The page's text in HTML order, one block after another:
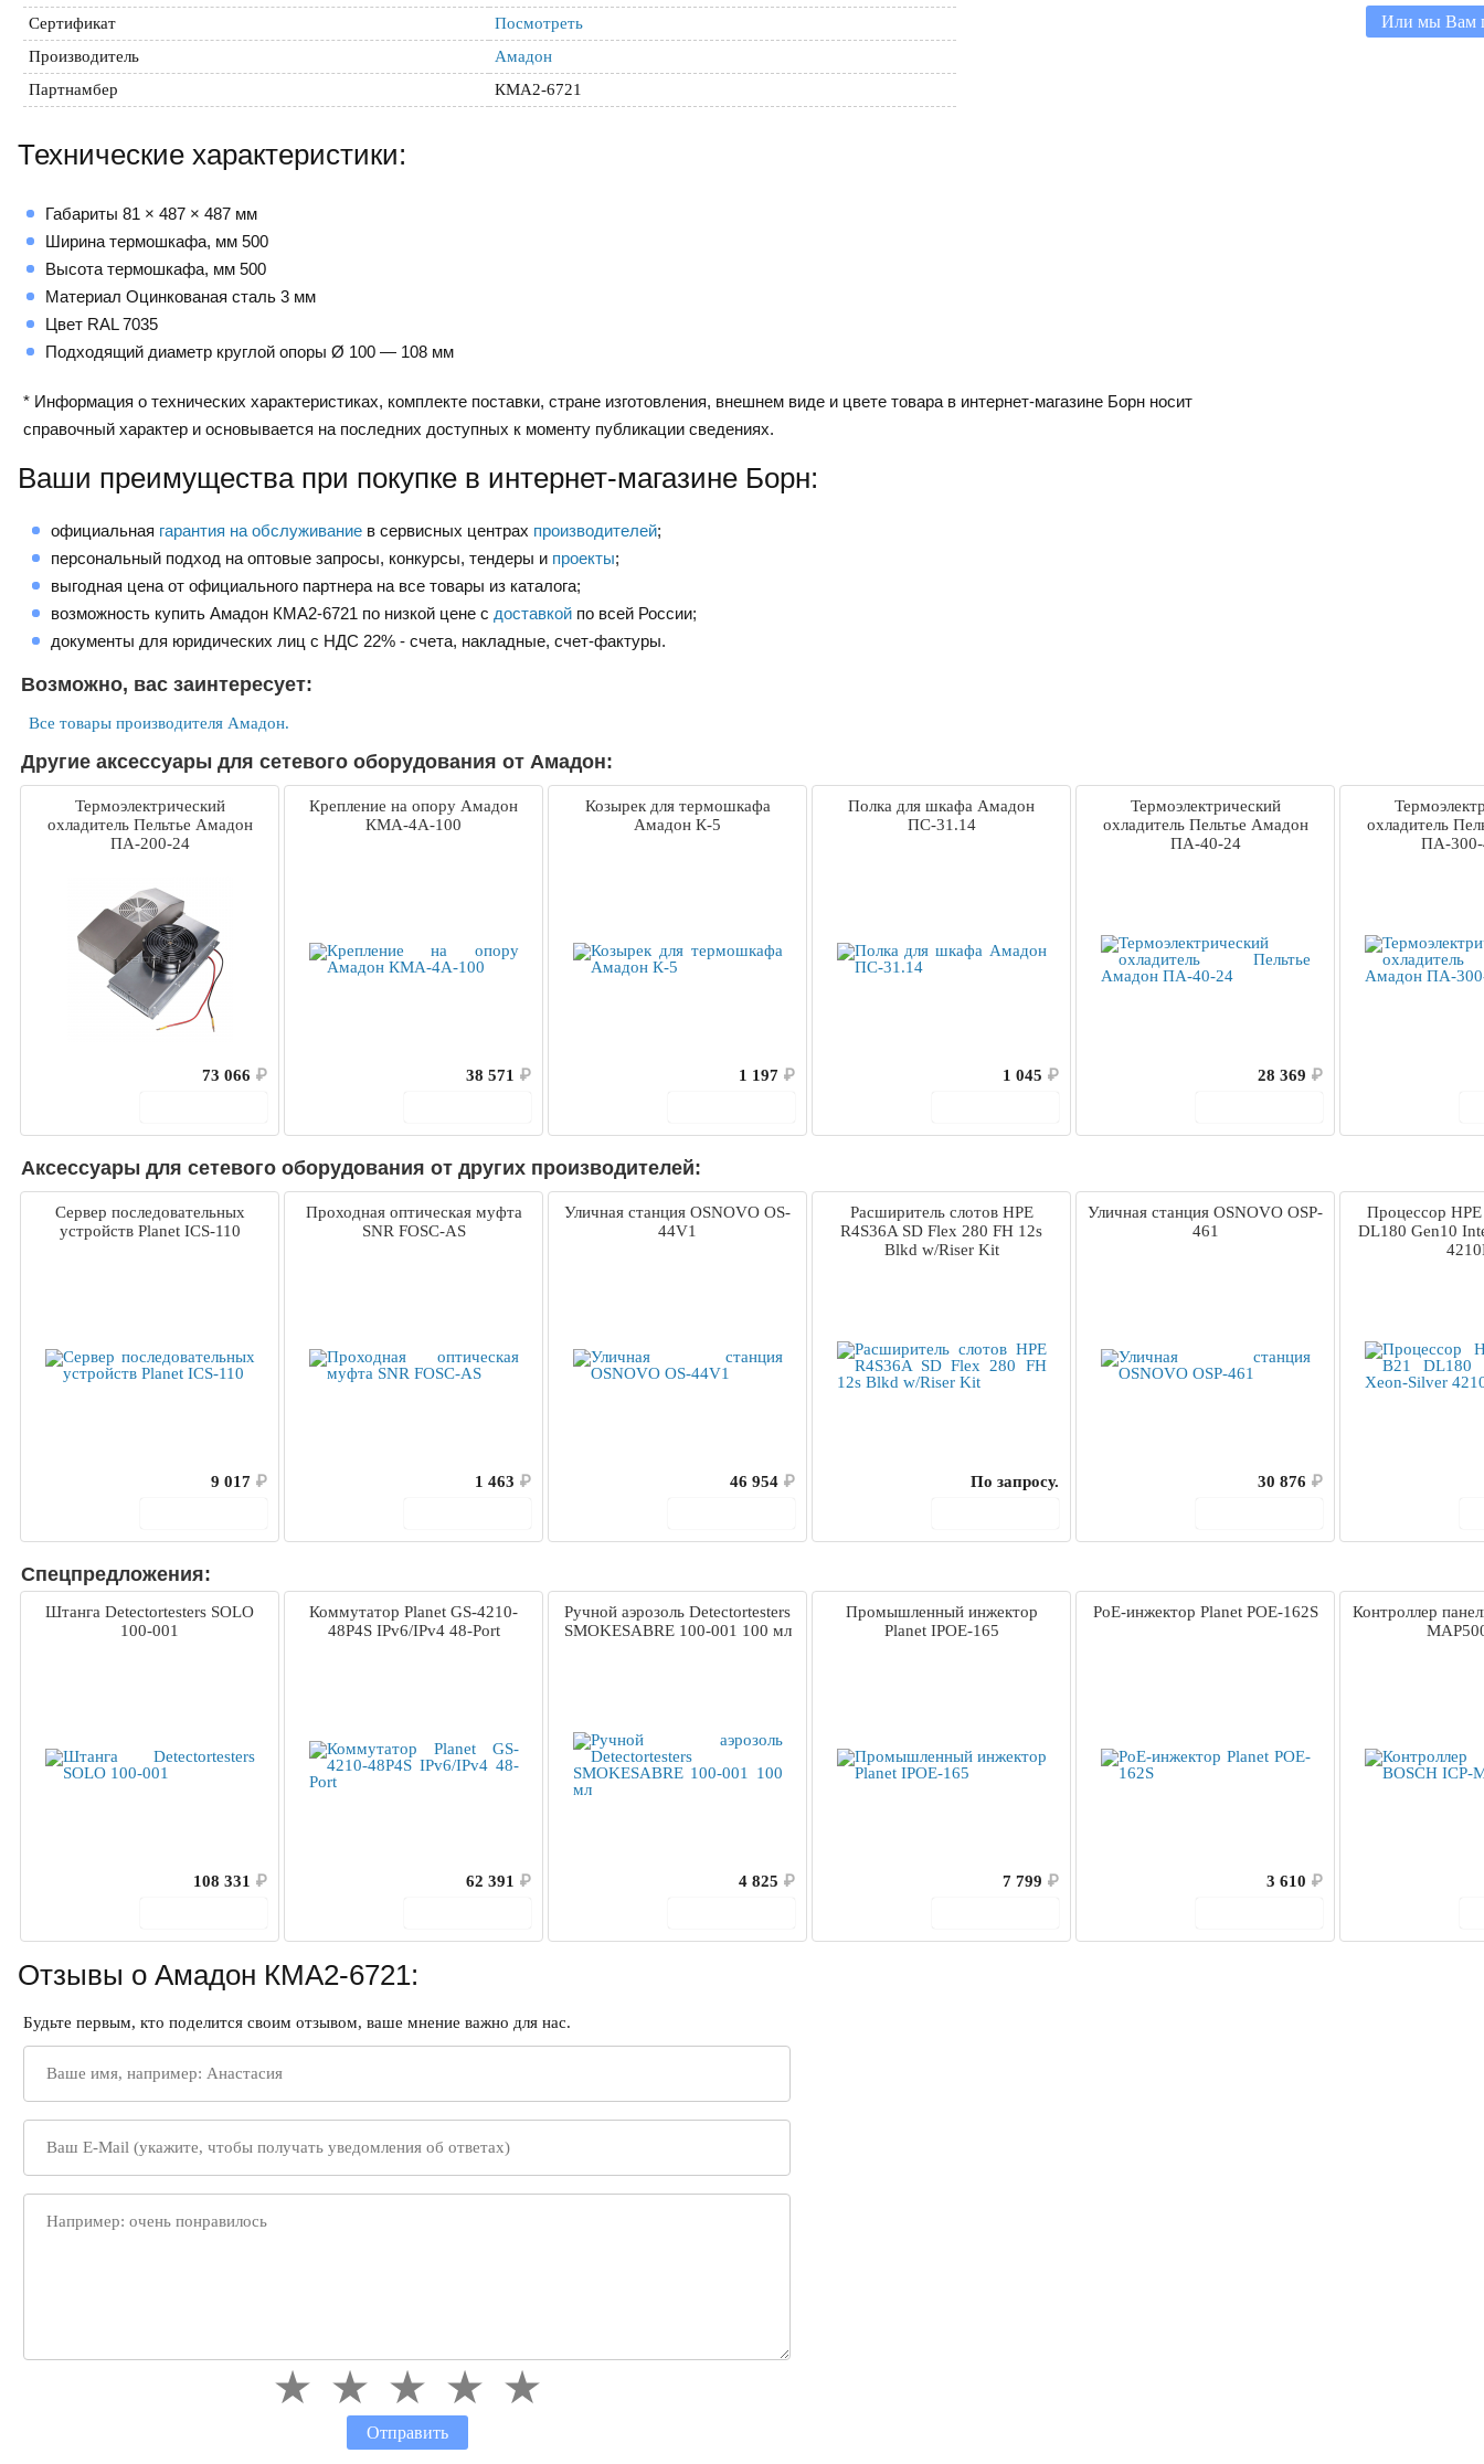
Сертификат
Посмотреть
Производитель
Амадон
Партнамбер
КМА2-6721
Технические характеристики:
Габариты 81 × 487 × 487 мм
Ширина термошкафа, мм 500
Высота термошкафа, мм 500
Материал Оцинкованая сталь 3 мм
Цвет RAL 7035
Подходящий диаметр круглой опоры Ø 100 — 108 мм
* Информация о технических характеристиках, комплекте поставки, стране изготовления, внешнем виде и цвете товара в интернет-магазине Борн носит
справочный характер и основывается на последних доступных к моменту публикации сведениях.
Ваши преимущества при покупке в интернет-магазине Борн:
официальная гарантия на обслуживание в сервисных центрах производителей;
персональный подход на оптовые запросы, конкурсы, тендеры и проекты;
выгодная цена от официального партнера на все товары из каталога;
возможность купить Амадон КМА2-6721 по низкой цене с доставкой по всей России;
документы для юридических лиц с НДС 22% - счета, накладные, счет-фактуры.
Или мы Вам
Возможно, вас заинтересует:
Все товары производителя Амадон.
Другие аксессуары для сетевого оборудования от Амадон:
Термоэлектрический
охладитель Пельтье Амадон
ПА-200-24
73 066 ₽
Крепление на опору Амадон
КМА-4А-100
38 571 ₽
Козырек для термошкафа
Амадон К-5
1 197 ₽
Полка для шкафа Амадон
ПС-31.14
1 045 ₽
Термоэлектрический
охладитель Пельтье Амадон
ПА-40-24
28 369 ₽
охладитель
ПА-
Аксессуары для сетевого оборудования от других производителей:
Сервер последовательных
устройств Planet ICS-110
9 017 ₽
Проходная оптическая муфта
SNR FOSC-AS
1 463 ₽
Уличная станция OSNOVO OS-
44V1
46 954 ₽
Расширитель слотов HPE
R4S36A SD Flex 280 FH 12s
Blkd w/Riser Kit
По запросу.
Уличная станция OSNOVO OSP-
461
30 876 ₽
Процессор
DL180 Gen10
Спецпредложения:
Штанга Detectortesters SOLO
100-001
108 331 ₽
Коммутатор Planet GS-4210-
48P4S IPv6/IPv4 48-Port
62 391 ₽
Ручной аэрозоль Detectortesters
SMOKESABRE 100-001 100 мл
4 825 ₽
Промышленный инжектор
Planet IPOE-165
7 799 ₽
PoE-инжектор Planet POE-162S
3 610 ₽
Контроллер
Отзывы о Амадон КМА2-6721:
Будьте первым, кто поделится своим отзывом, ваше мнение важно для нас.
Отправить